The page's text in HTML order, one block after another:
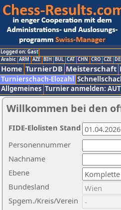
Logged on: Gast
Arabic ARM AZE BIH BUL CAT CHN CRO CZE
Home TurnierDB Meisterschaft
Turnierschach-Elozahl
Allgemeines Turnier anmelden: AUT
Willkommen bei den
Nachname
Ebene
Personennummer
Bundesland
Spgem./Kreis/Verein
FIDE-Elolisten Stand